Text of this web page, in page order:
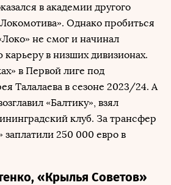
в академии другого
Однако пробиться
не смог и начинал
в низших дивизионах.
в Первой лиге под
Талалаева в сезоне 2023/24. А
«Балтику», взял
клуб. За трансфер
250 000 евро в
«Крылья Советов»